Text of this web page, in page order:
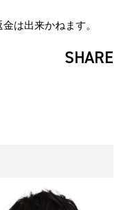
は出来かねます。
SHARE